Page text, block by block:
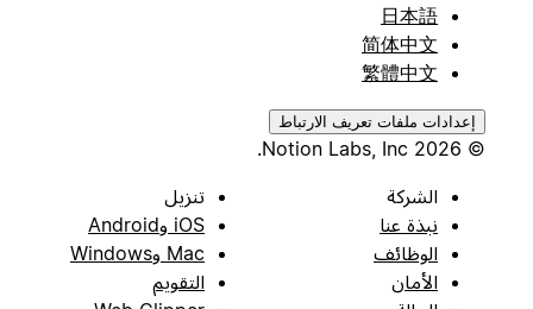
日本語
简体中文
繁體中文
إعدادات ملفات تعريف الارتباط
الشركة
نبذة عنا
الوظائف
الأمان
تنزيل
iOS وAndroid
Mac وWindows
التقويم